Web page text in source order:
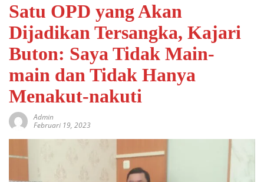
Satu OPD yang Akan
Dijadikan Tersangka, Kajari
Buton: Saya Tidak Main-
main dan Tidak Hanya
Menakut-nakuti
Admin
Februari 19, 2023